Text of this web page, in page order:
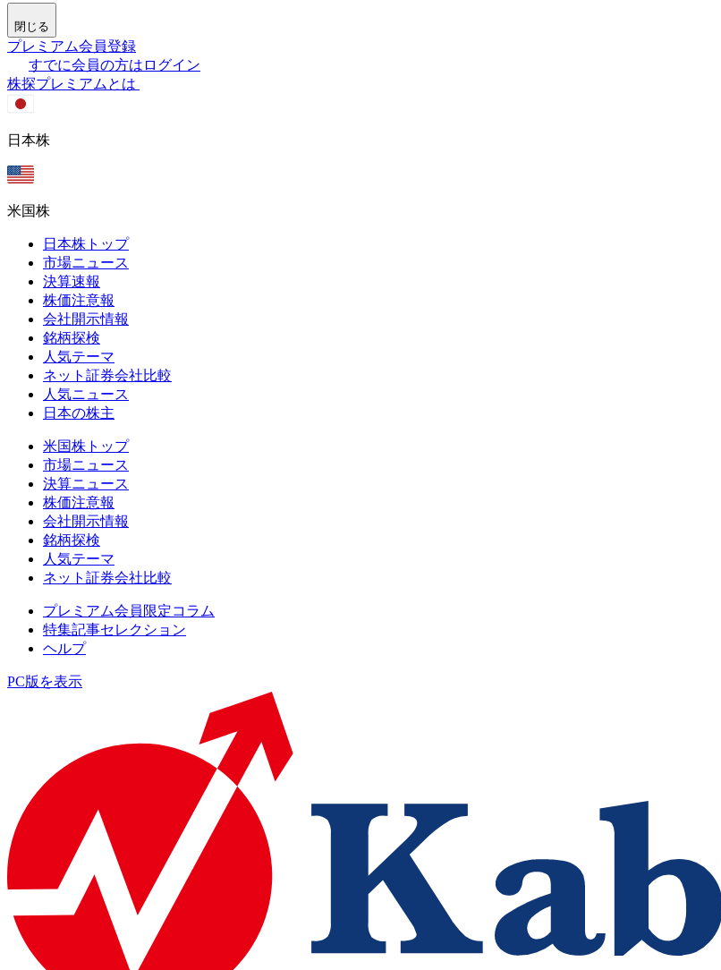
閉じる
プレミアム会員登録
すでに会員の方はログイン
株探プレミアムとは
日本株
米国株
日本株トップ
市場ニュース
決算速報
株価注意報
会社開示情報
銘柄探検
人気テーマ
ネット証券会社比較
人気ニュース
日本の株主
米国株トップ
市場ニュース
決算ニュース
株価注意報
会社開示情報
銘柄探検
人気テーマ
ネット証券会社比較
プレミアム会員限定コラム
特集記事セレクション
ヘルプ
PC版を表示